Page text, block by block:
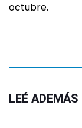
octubre.
LEÉ ADEMÁS